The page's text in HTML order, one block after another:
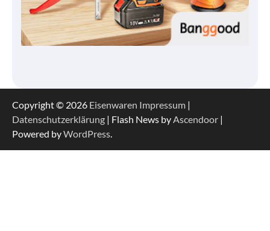
Copyright © 2026 Eisenwaren Impressum |
Datenschutzerklärung | Flash News byAscendoor |
Powered byWordPress.